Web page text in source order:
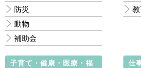
防災
動物
補助金
子育て・健康・医療・福
仕